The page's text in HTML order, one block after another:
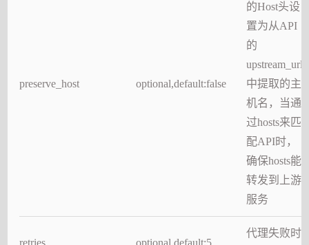
preserve_host optional,default:false
的Host头设
置为从API
的
upstream_url
中提取的主
机名，当通
过hosts来匹
配API时，
确保hosts能
转发到上游
服务
代理失败时